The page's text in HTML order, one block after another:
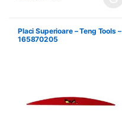
Placi Superioare – Teng Tools –
165870205